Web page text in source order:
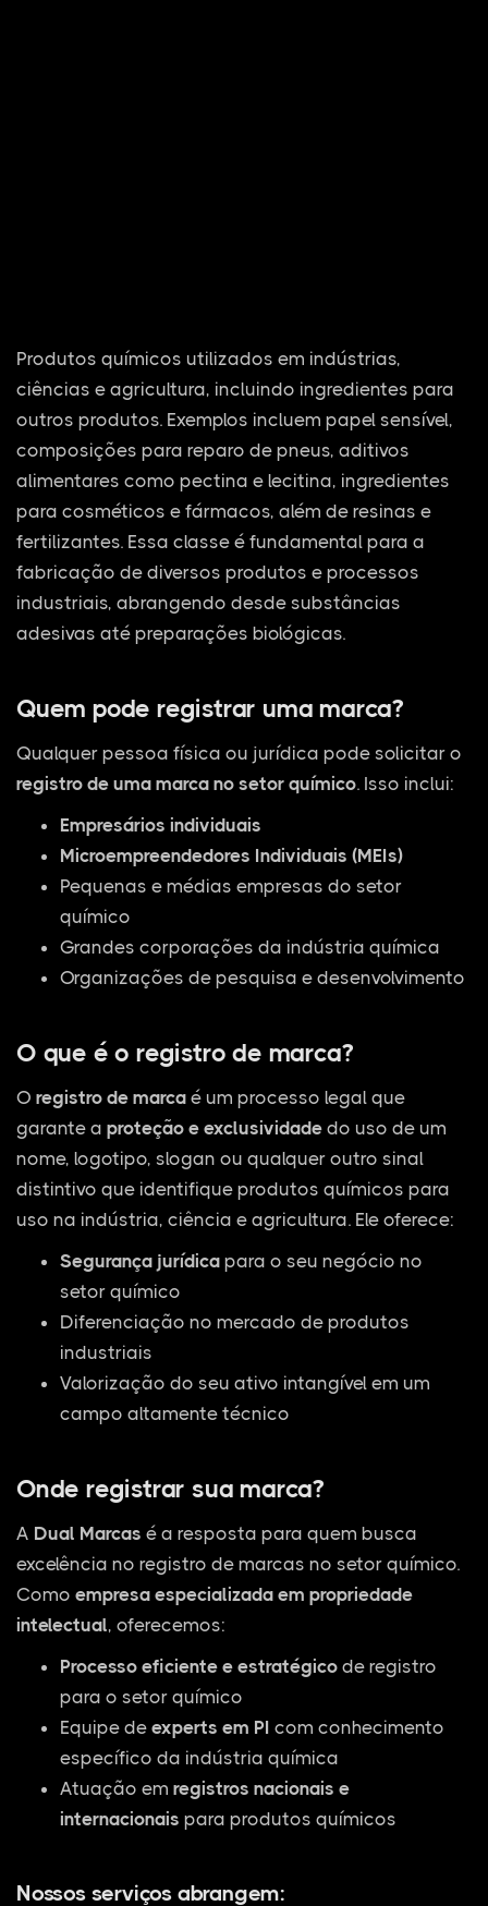
Produtos químicos utilizados em indústrias,
ciências e agricultura, incluindo ingredientes para
outros produtos. Exemplos incluem papel sensível,
composições para reparo de pneus, aditivos
alimentares como pectina e lecitina, ingredientes
para cosméticos e fármacos, além de resinas e
fertilizantes. Essa classe é fundamental para a
fabricação de diversos produtos e processos
industriais, abrangendo desde substâncias
adesivas até preparações biológicas.
Quem pode registrar uma marca?
Qualquer pessoa física ou jurídica pode solicitar o
registro de uma marca no setor químico. Isso inclui:
Empresários individuais
Microempreendedores Individuais (MEIs)
Pequenas e médias empresas do setor
químico
Grandes corporações da indústria química
Organizações de pesquisa e desenvolvimento
O que é o registro de marca?
O registro de marca é um processo legal que
garante a proteção e exclusividade do uso de um
nome, logotipo, slogan ou qualquer outro sinal
distintivo que identifique produtos químicos para
uso na indústria, ciência e agricultura. Ele oferece:
Segurança jurídica para o seu negócio no
setor químico
Diferenciação no mercado de produtos
industriais
Valorização do seu ativo intangível em um
campo altamente técnico
Onde registrar sua marca?
A Dual Marcas é a resposta para quem busca
excelência no registro de marcas no setor químico.
Como empresa especializada em propriedade
intelectual, oferecemos:
Processo eficiente e estratégico de registro
para o setor químico
Equipe de experts em PI com conhecimento
específico da indústria química
Atuação em registros nacionais e
internacionais para produtos químicos
Nossos serviços abrangem: